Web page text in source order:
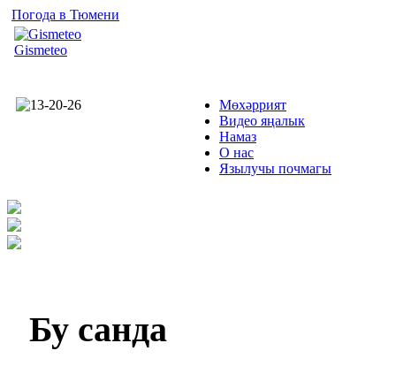
Погода в Тюмени
Gismeteo
Мөхәррият
Видео яңалык
Намаз
О нас
Язылучы почмагы
Бу санда